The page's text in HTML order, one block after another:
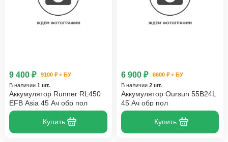
9 400 ₽
9100 ₽ + БУ
В наличии 1 шт.
Аккумулятор Runner RL450
EFB Asia 45 Ач обр пол
Купить
6 900 ₽
6600 ₽ + БУ
В наличии 2 шт.
Аккумулятор Oursun 55B24L
45 Ач обр пол
Купить